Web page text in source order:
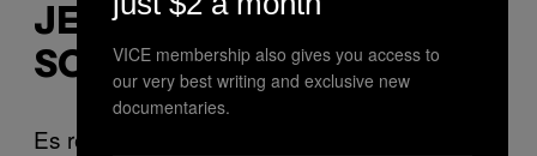
JEDER KANN ES
SCHAFFEN
Es reichen ein Onlinevertrieb wie Spinup
VICE membership also gives you access to
our very best writing and exclusive new
documentaries.